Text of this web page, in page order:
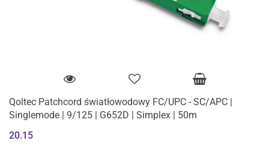
Qoltec Patchcord światłowodowy FC/UPC - SC/APC |
Singlemode | 9/125 | G652D | Simplex | 50m
20.15